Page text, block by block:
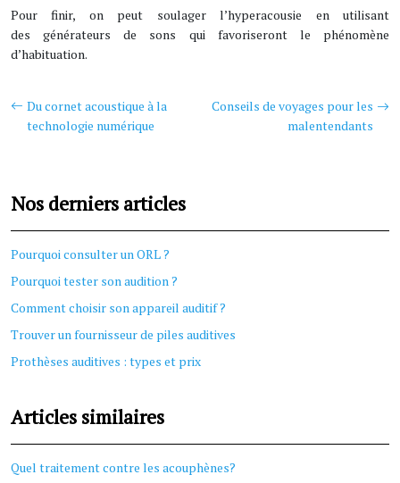
Pour finir, on peut soulager l’hyperacousie en utilisant
des générateurs de sons qui favoriseront le phénomène
d’habituation.
Du cornet acoustique à la
technologie numérique
Conseils de voyages pour les
malentendants
Nos derniers articles
Pourquoi consulter un ORL ?
Pourquoi tester son audition ?
Comment choisir son appareil auditif ?
Trouver un fournisseur de piles auditives
Prothèses auditives : types et prix
Articles similaires
Quel traitement contre les acouphènes?